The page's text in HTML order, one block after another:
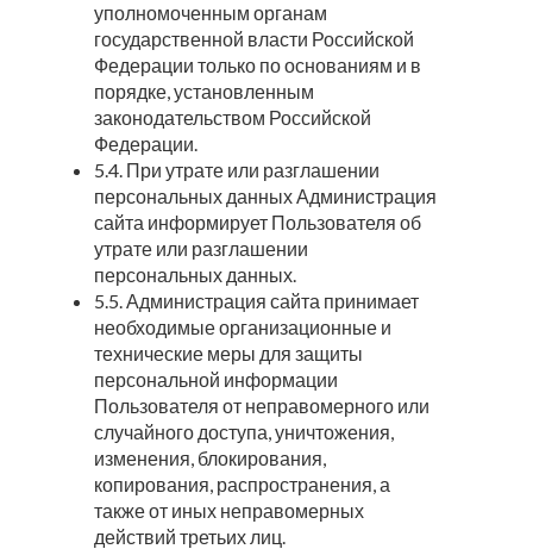
уполномоченным органам
государственной власти Российской
Федерации только по основаниям и в
порядке, установленным
законодательством Российской
Федерации.
5.4. При утрате или разглашении
персональных данных Администрация
сайта информирует Пользователя об
утрате или разглашении
персональных данных.
5.5. Администрация сайта принимает
необходимые организационные и
технические меры для защиты
персональной информации
Пользователя от неправомерного или
случайного доступа, уничтожения,
изменения, блокирования,
копирования, распространения, а
также от иных неправомерных
действий третьих лиц.